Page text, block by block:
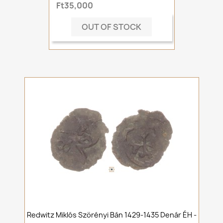
Ft35,000
OUT OF STOCK
Redwitz Miklós Szörényi Bán 1429-1435 Denár ÉH -